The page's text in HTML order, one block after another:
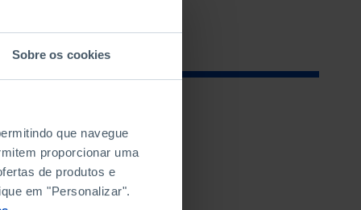
Sobre os cookies
que navegue
proporcionar uma
de produtos e
em "Personalizar".